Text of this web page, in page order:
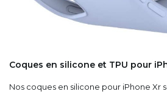
Coques en silicone et TPU pour
Nos coques en silicone pour iPhone Xr